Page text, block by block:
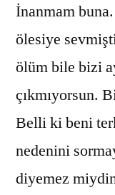
İnanmam
ölesiye
ölüm bile bizi
çıkmıyorsun.
Belli ki beni
nedenini
diyemez